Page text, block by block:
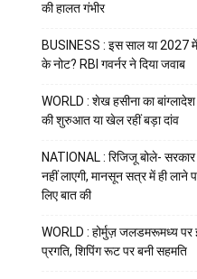
की हालत गंभीर
BUSINESS : इस साल या 2027
के नोट? RBI गवर्नर ने दिया जवाब
WORLD : शेख हसीना का
की शुरुआत या खेल रहीं बड़ा दांव
NATIONAL : रिजिजू बोले-
नहीं लाएगी, मानसून सत्र में ही लाने
लिए बात की
WORLD : होर्मुज़ जलडमरूमध्य पर
प्रगति, शिपिंग रूट पर बनी सहमति